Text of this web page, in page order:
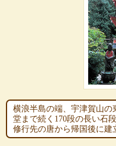
横浪半島の端、宇津賀山の
堂まで続く170段の長い石
修行先の唐から帰国後に建